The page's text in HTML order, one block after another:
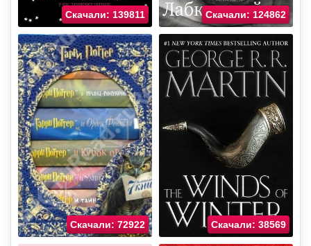
Скачали: 139811 Скачали: 124862
Скачали: 72922 Скачали: 38569